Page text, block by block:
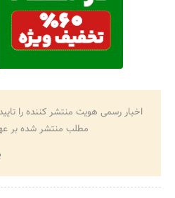
اخبار رسمی هویت منتشر کننده را
مطلب منتشر شده بر